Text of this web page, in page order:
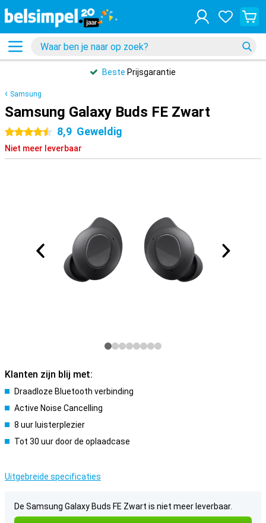
Beste Prijsgarantie
Samsung
Samsung Galaxy Buds FE Zwart
4.5 sterren
8,9 Geweldig
Niet meer leverbaar
Klanten zijn blij met:
Draadloze Bluetooth verbinding
Active Noise Cancelling
8 uur luisterplezier
Tot 30 uur door de oplaadcase
Uitgebreide specificaties
De Samsung Galaxy Buds FE Zwart is niet meer leverbaar.